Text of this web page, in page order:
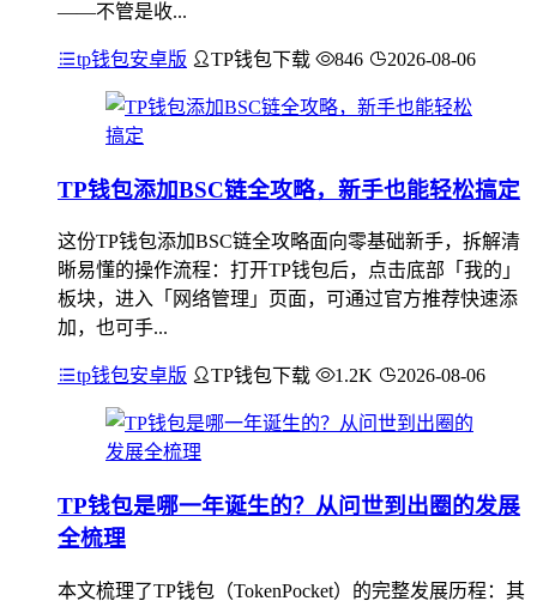
——不管是收...
tp钱包安卓版 TP钱包下载 846 2026-08-06
TP钱包添加BSC链全攻略，新手也能轻松搞定
这份TP钱包添加BSC链全攻略面向零基础新手，拆解清
晰易懂的操作流程：打开TP钱包后，点击底部「我的」
板块，进入「网络管理」页面，可通过官方推荐快速添
加，也可手...
tp钱包安卓版 TP钱包下载 1.2K 2026-08-06
TP钱包是哪一年诞生的？从问世到出圈的发展
全梳理
本文梳理了TP钱包（TokenPocket）的完整发展历程：其